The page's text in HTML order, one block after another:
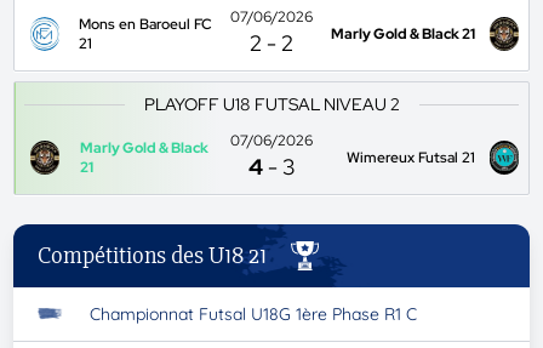
Mons en Baroeul FC
21
07/06/2026
2 -2 Marly Gold & Black 21
PLAYOFF U18 FUTSAL NIVEAU 2
Marly Gold & Black
21
07/06/2026
4 - 3 Wimereux Futsal 21
Compétitions des U18 21
Championnat Futsal U18G 1ère Phase R1 C